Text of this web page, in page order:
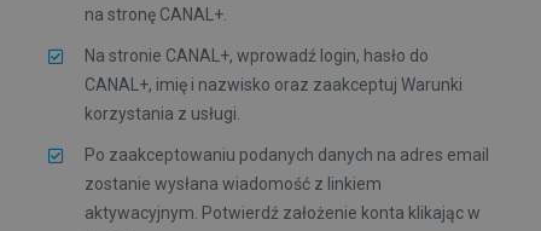
na stronę CANAL+.
Na stronie CANAL+, wprowadź login, hasło do
CANAL+, imię i nazwisko oraz zaakceptuj Warunki
korzystania z usługi.
Po zaakceptowaniu podanych danych na adres email
zostanie wysłana wiadomość z linkiem
aktywacyjnym. Potwierdź założenie konta klikając w